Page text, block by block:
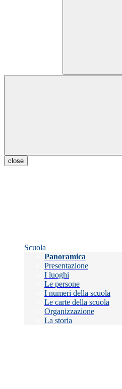
close
Scuola
Panoramica
Presentazione
I luoghi
Le persone
I numeri della scuola
Le carte della scuola
Organizzazione
La storia